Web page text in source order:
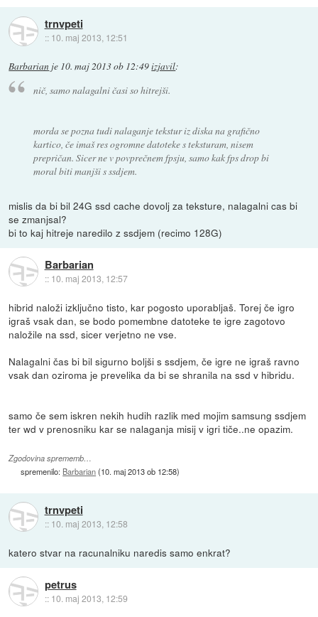
trnvpeti
:: 10. maj 2013, 12:51
Barbarian je 10. maj 2013 ob 12:49izjavil:
nič, samo nalagalni časi so hitrejši.
morda se pozna tudi nalaganje tekstur iz diska na grafično
kartico, če imaš res ogromne datoteke s teksturam, nisem
prepričan. Sicer ne v povprečnem fpsju, samo kak fps drop bi
moral biti manjši s ssdjem.
mislis da bi bil 24G ssd cache dovolj za teksture, nalagalni cas bi
se zmanjsal?
bi to kaj hitreje naredilo z ssdjem (recimo 128G)
Barbarian
:: 10. maj 2013, 12:57
hibrid naloži izključno tisto, kar pogosto uporabljaš. Torej če igro
igraš vsak dan, se bodo pomembne datoteke te igre zagotovo
naložile na ssd, sicer verjetno ne vse.
Nalagalni čas bi bil sigurno boljši s ssdjem, če igre ne igraš ravno
vsak dan oziroma je prevelika da bi se shranila na ssd v hibridu.
samo če sem iskren nekih hudih razlik med mojim samsung ssdjem
ter wd v prenosniku kar se nalaganja misij v igri tiče..ne opazim.
Zgodovina sprememb…
spremenilo: Barbarian(10. maj 2013 ob 12:58)
trnvpeti
:: 10. maj 2013, 12:58
katero stvar na racunalniku naredis samo enkrat?
petrus
:: 10. maj 2013, 12:59